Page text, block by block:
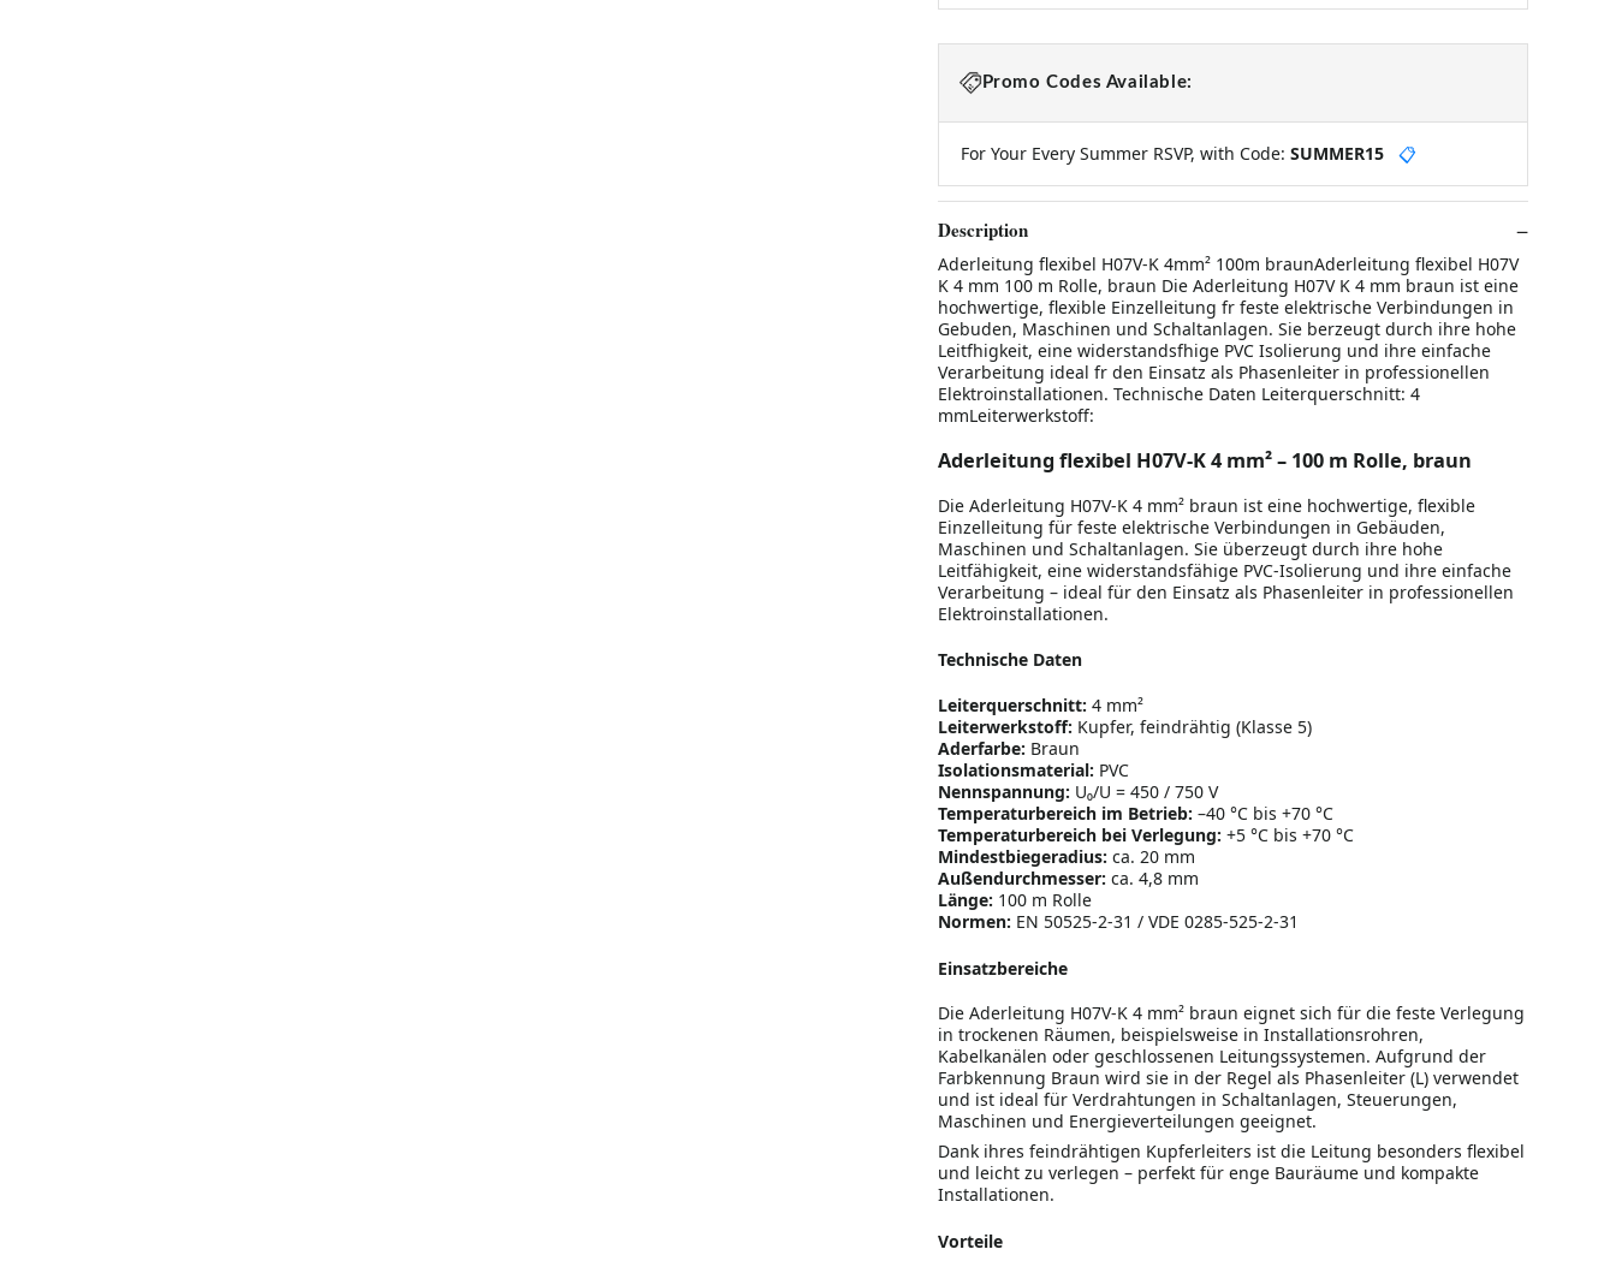
Promo Codes Available:
For Your Every Summer RSVP, with Code: SUMMER15 📋
Description
Aderleitung flexibel H07V-K 4mm² 100m braunAderleitung flexibel H07V
K 4 mm 100 m Rolle, braun Die Aderleitung H07V K 4 mm braun ist eine
hochwertige, flexible Einzelleitung fr feste elektrische Verbindungen in
Gebuden, Maschinen und Schaltanlagen. Sie berzeugt durch ihre hohe
Leitfhigkeit, eine widerstandsfhige PVC Isolierung und ihre einfache
Verarbeitung ideal fr den Einsatz als Phasenleiter in professionellen
Elektroinstallationen. Technische Daten Leiterquerschnitt: 4
mmLeiterwerkstoff:
Aderleitung flexibel H07V-K 4 mm² – 100 m Rolle, braun
Die Aderleitung H07V-K 4 mm² braun ist eine hochwertige, flexible
Einzelleitung für feste elektrische Verbindungen in Gebäuden,
Maschinen und Schaltanlagen. Sie überzeugt durch ihre hohe
Leitfähigkeit, eine widerstandsfähige PVC-Isolierung und ihre einfache
Verarbeitung – ideal für den Einsatz als Phasenleiter in professionellen
Elektroinstallationen.
Technische Daten
Leiterquerschnitt: 4 mm²
Leiterwerkstoff: Kupfer, feindrähtig (Klasse 5)
Aderfarbe: Braun
Isolationsmaterial: PVC
Nennspannung: U₀/U = 450 / 750 V
Temperaturbereich im Betrieb: –40 °C bis +70 °C
Temperaturbereich bei Verlegung: +5 °C bis +70 °C
Mindestbiegeradius: ca. 20 mm
Außendurchmesser: ca. 4,8 mm
Länge: 100 m Rolle
Normen: EN 50525-2-31 / VDE 0285-525-2-31
Einsatzbereiche
Die Aderleitung H07V-K 4 mm² braun eignet sich für die feste Verlegung
in trockenen Räumen, beispielsweise in Installationsrohren,
Kabelkanälen oder geschlossenen Leitungssystemen. Aufgrund der
Farbkennung Braun wird sie in der Regel als Phasenleiter (L) verwendet
und ist ideal für Verdrahtungen in Schaltanlagen, Steuerungen,
Maschinen und Energieverteilungen geeignet.
Dank ihres feindrähtigen Kupferleiters ist die Leitung besonders flexibel
und leicht zu verlegen – perfekt für enge Bauräume und kompakte
Installationen.
Vorteile